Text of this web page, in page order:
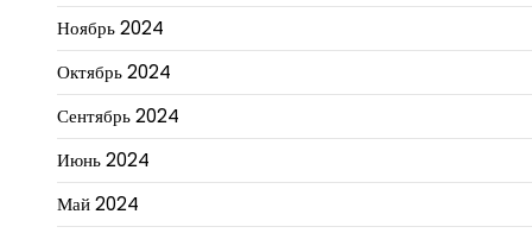
Ноябрь 2024
Октябрь 2024
Сентябрь 2024
Июнь 2024
Май 2024